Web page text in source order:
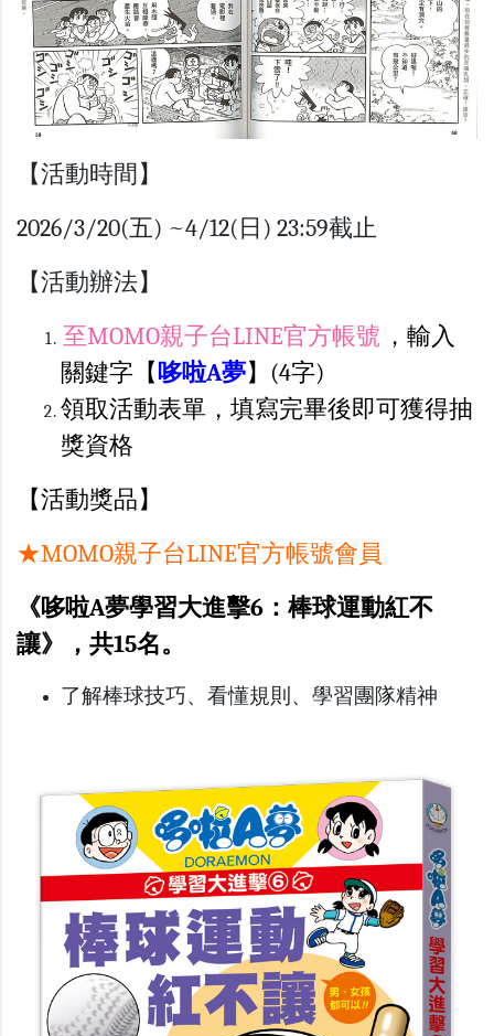
【活動時間】
2026/3/20(五) ~4/12(日) 23:59截止
【活動辦法】
至MOMO親子台LINE官方帳號 ，輸入
關鍵字【哆啦A夢】(4字)
領取活動表單，填寫完畢後即可獲得抽
獎資格
【活動獎品】
★MOMO親子台LINE官方帳號會員
《哆啦A夢學習大進擊6：棒球運動紅不
讓》，共15名。
了解棒球技巧、看懂規則、學習團隊精神